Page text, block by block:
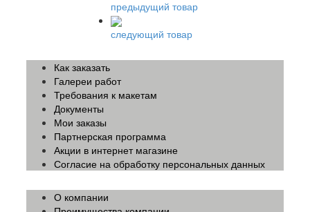
предыдущий товар
следующий товар
Как заказать
Галереи работ
Требования к макетам
Документы
Мои заказы
Партнерская программа
Акции в интернет магазине
Согласие на обработку персональных данных
О компании